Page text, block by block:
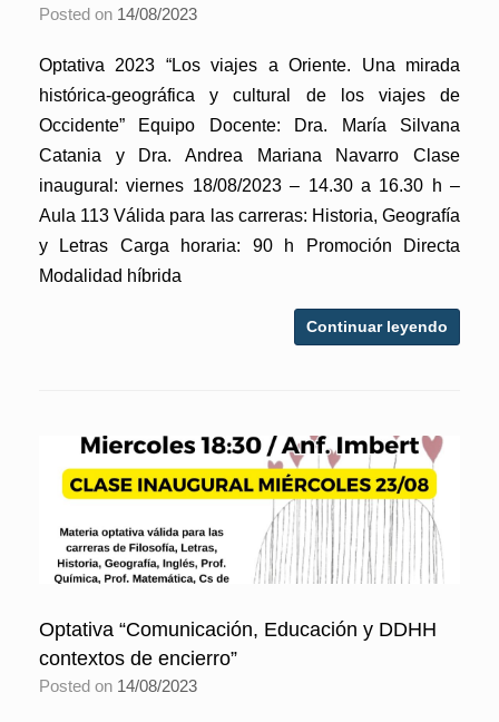
Posted on 14/08/2023
Optativa 2023 “Los viajes a Oriente. Una mirada
histórica-geográfica y cultural de los viajes de
Occidente” Equipo Docente: Dra. María Silvana
Catania y Dra. Andrea Mariana Navarro Clase
inaugural: viernes 18/08/2023 – 14.30 a 16.30 h –
Aula 113 Válida para las carreras: Historia, Geografía
y Letras Carga horaria: 90 h Promoción Directa
Modalidad híbrida
Continuar leyendo
Optativa “Comunicación, Educación y DDHH
contextos de encierro”
Posted on 14/08/2023